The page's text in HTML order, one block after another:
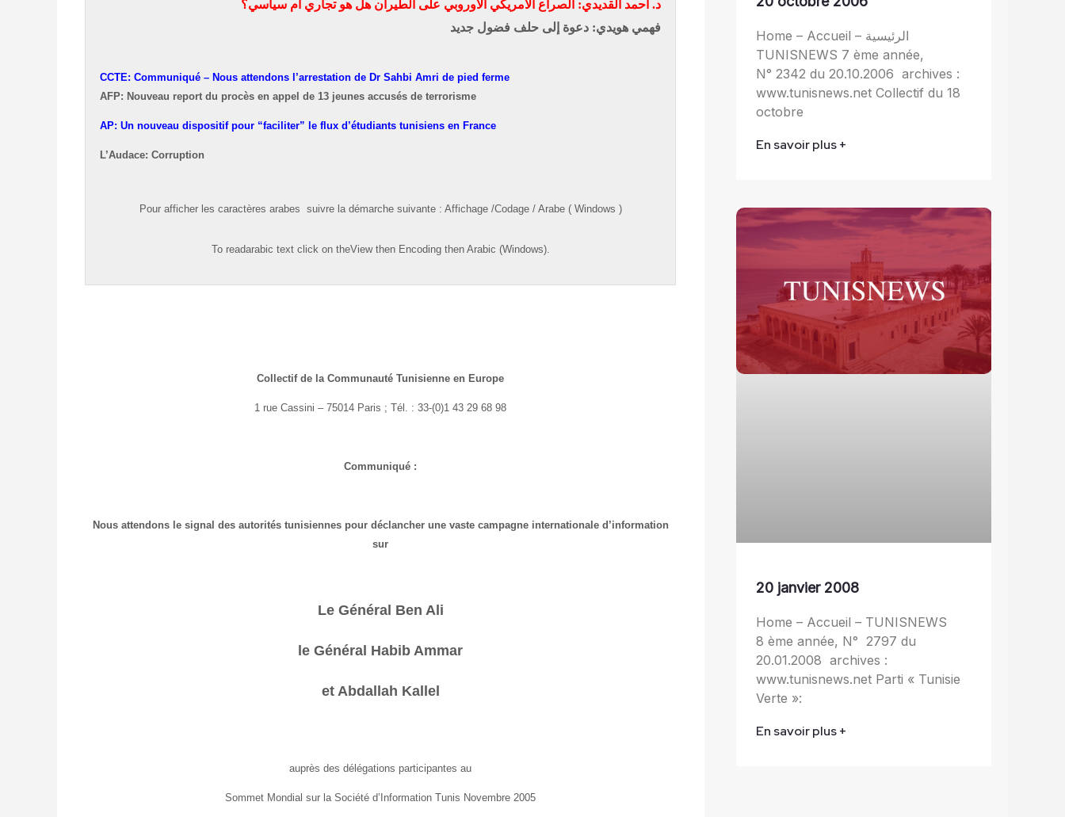
د. أحمد القديدي: الصراع الأمريكي الأوروبي على الطيران هل هو تجاري أم سياسي؟
فهمي هويدي: دعوة إلى حلف فضول جديد
CCTE: Communiqué – Nous attendons l’arrestation de Dr Sahbi Amri de pied ferme
AFP: Nouveau report du procès en appel de 13 jeunes accusés de terrorisme
AP: Un nouveau dispositif pour “faciliter” le flux d’étudiants tunisiens en France
L’Audace: Corruption
Pour afficher les caractères arabes suivre la démarche suivante: Affichage/Codage/ Arabe ( Windows )
To readarabic text click on theViewthenEncoding then Arabic (Windows).
Collectif de la Communauté Tunisienne en Europe
1 rue Cassini – 75014 Paris ; Tél. : 33-(0)1 43 29 68 98
Communiqué :
Nous attendons le signal des autorités tunisiennes pour déclancher une vaste campagne internationale d’information
sur
Le Général Ben Ali
le Général Habib Ammar
et Abdallah Kallel
auprès des délégations participantes au
Sommet Mondial sur la Société d’Information Tunis Novembre 2005
Home – Accueil – الرئيسية
TUNISNEWS 7 ème année,
N° 2342 du 20.10.2006 archives :
www.tunisnews.net Collectif du 18
octobre
En savoir plus +
20 janvier 2008
Home – Accueil – TUNISNEWS
8 ème année, N° 2797 du
20.01.2008 archives :
www.tunisnews.net Parti « Tunisie
Verte »:
En savoir plus +